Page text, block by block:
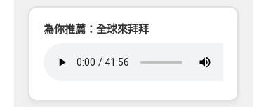
為你推薦：全球來拜拜